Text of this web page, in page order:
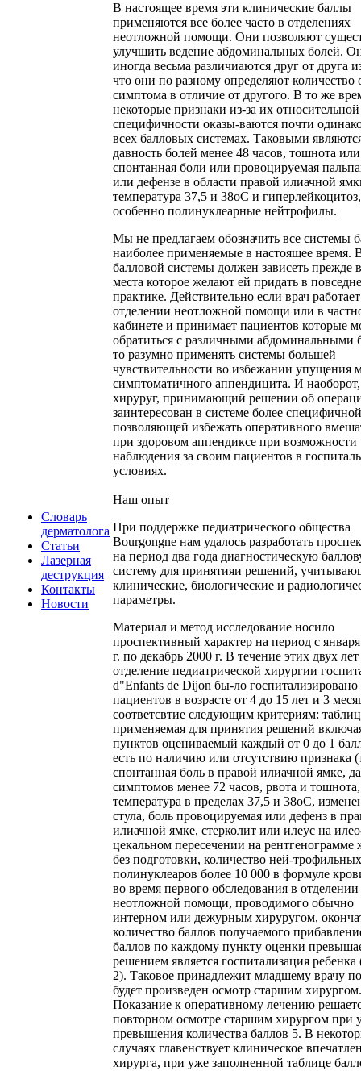
Словарь
дерматолога
Статьи
Лазерная
деструкция
Контакты
Новости
В настоящее время эти клинические баллы
применяются все более часто в отделениях
неотложной помощи. Они позволяют
улучшить ведение абдоминальных болей.
иногда весьма различиаются друг от друга
что они по разному определяют количество
симптома в отличие от другого. В то же
некоторые признаки из-за их относительной
специфичности оказы-ваются почти
всех балловых системах. Таковыми
давность болей менее 48 часов, тошнота
спонтанная боли или провоцируемая
или дефензе в области правой илиачной
температура 37,5 и 38оС и гиперлейкоцитоз,
особенно полинуклеарные нейтрофилы.
Мы не предлагаем обозначить все системы
наиболее применяемые в настоящее время.
балловой системы должен зависеть прежде
места которое желают ей придать в
практике. Действительно если врач
отделении неотложной помощи или в
кабинете и принимает пациентов которые
обратиться с различными абдоминальными
то разумно применять системы большей
чувствительности во избежании упущения
симптоматичного аппендицита. И наоборот,
хируруг, принимающий решении об
заинтересован в системе более специфичной
позволяющей избежать оперативного
при здоровом аппендиксе при возможности
наблюдения за своим пациентов в
условиях.
Наш опыт
При поддержке педиатрического общества
Bourgongne нам удалось разработать
на период два года диагностическую
систему для принятияи решений,
клинические, биологические и
параметры.
Материал и метод исследование носило
проспективный характер на период с
г. по декабрь 2000 г. В течение этих двух
отделение педиатрической хирургии
d"Enfants de Dijon бы-ло госпитализировано
пациентов в возрасте от 4 до 15 лет и 3
соответсвтие следующим критериям:
применяемая для принятия решений
пунктов оцениваемый каждый от 0 до 1
есть по наличию или отсутствию признака
спонтанная боль в правой илиачной ямке,
симптомов менее 72 часов, рвота и тошнота,
температура в пределах 37,5 и 38оС,
стула, боль провоцируемая или дефенз в
илиачной ямке, стерколит или илеус на
цекальном пересечении на рентгенограмме
без подготовки, количество ней-трофильных
полинуклеаров более 10 000 в формуле
во время первого обследования в отделении
неотложной помощи, проводимого обычно
интерном или дежурным хируругом,
количество баллов получаемого
баллов по каждому пункту оценки
решением является госпитализация ребенка
2). Таковое принадлежит младшему врачу
будет произведен осмотр старшим хирургом.
Показание к оперативному лечению
повторном осмотре старшим хирургом при
превышения количества баллов 5. В
случаях главенствует клиническое
хирурга, при уже заполненной таблице